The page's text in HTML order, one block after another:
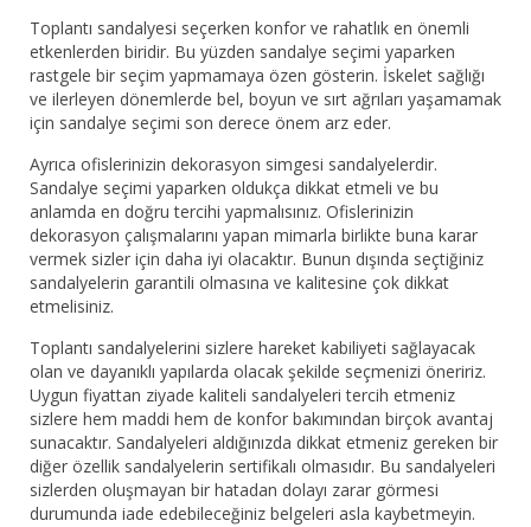
Toplantı sandalyesi seçerken konfor ve rahatlık en önemli
etkenlerden biridir. Bu yüzden sandalye seçimi yaparken
rastgele bir seçim yapmamaya özen gösterin. İskelet sağlığı
ve ilerleyen dönemlerde bel, boyun ve sırt ağrıları yaşamamak
için sandalye seçimi son derece önem arz eder.
Ayrıca ofislerinizin dekorasyon simgesi sandalyelerdir.
Sandalye seçimi yaparken oldukça dikkat etmeli ve bu
anlamda en doğru tercihi yapmalısınız. Ofislerinizin
dekorasyon çalışmalarını yapan mimarla birlikte buna karar
vermek sizler için daha iyi olacaktır. Bunun dışında seçtiğiniz
sandalyelerin garantili olmasına ve kalitesine çok dikkat
etmelisiniz.
Toplantı sandalyelerini sizlere hareket kabiliyeti sağlayacak
olan ve dayanıklı yapılarda olacak şekilde seçmenizi öneririz.
Uygun fiyattan ziyade kaliteli sandalyeleri tercih etmeniz
sizlere hem maddi hem de konfor bakımından birçok avantaj
sunacaktır. Sandalyeleri aldığınızda dikkat etmeniz gereken bir
diğer özellik sandalyelerin sertifikalı olmasıdır. Bu sandalyeleri
sizlerden oluşmayan bir hatadan dolayı zarar görmesi
durumunda iade edebileceğiniz belgeleri asla kaybetmeyin.